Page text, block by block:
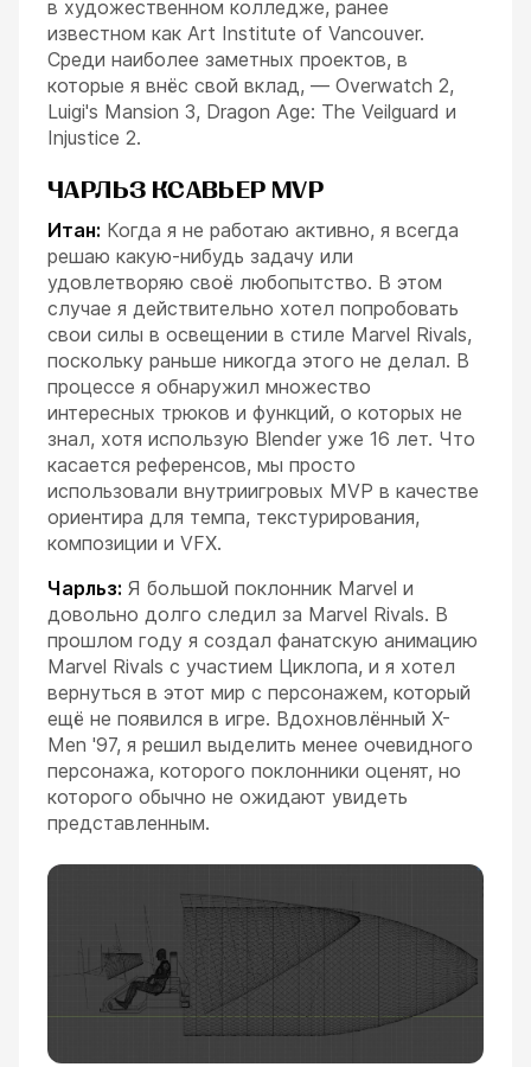
в художественном колледже, ранее
известном как Art Institute of Vancouver.
Среди наиболее заметных проектов, в
которые я внёс свой вклад, — Overwatch 2,
Luigi's Mansion 3, Dragon Age: The Veilguard и
Injustice 2.
ЧАРЛЬЗ КСАВЬЕР MVP
Итан: Когда я не работаю активно, я всегда
решаю какую-нибудь задачу или
удовлетворяю своё любопытство. В этом
случае я действительно хотел попробовать
свои силы в освещении в стиле Marvel Rivals,
поскольку раньше никогда этого не делал. В
процессе я обнаружил множество
интересных трюков и функций, о которых не
знал, хотя использую Blender уже 16 лет. Что
касается референсов, мы просто
использовали внутриигровых MVP в качестве
ориентира для темпа, текстурирования,
композиции и VFX.
Чарльз: Я большой поклонник Marvel и
довольно долго следил за Marvel Rivals. В
прошлом году я создал фанатскую анимацию
Marvel Rivals с участием Циклопа, и я хотел
вернуться в этот мир с персонажем, который
ещё не появился в игре. Вдохновлённый X-
Men '97, я решил выделить менее очевидного
персонажа, которого поклонники оценят, но
которого обычно не ожидают увидеть
представленным.